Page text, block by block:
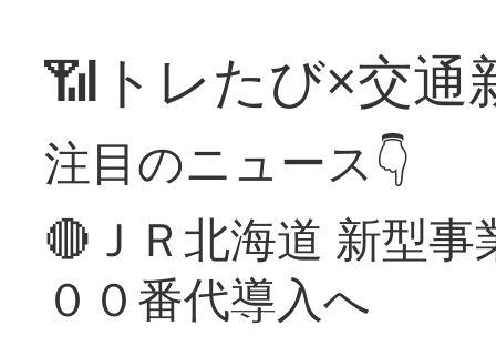
📶トレたび×交通
注目のニュース👇
🔴ＪＲ北海道 新型
００番代導入へ